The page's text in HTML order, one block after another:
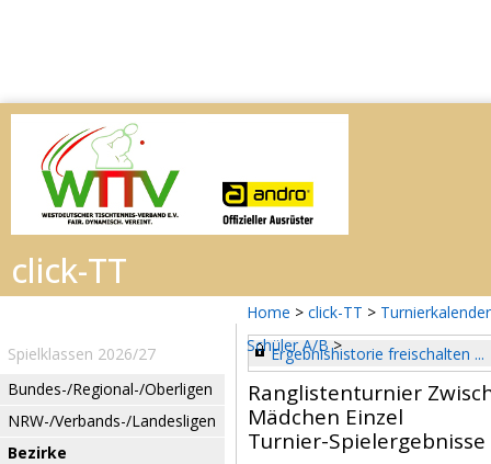
Home > click-TT > Turnierkalender
Schüler A/B>
Spielklassen 2026/27
Bundes-/Regional-/Oberligen
NRW-/Verbands-/Landesligen
Bezirke
Ergebnishistorie freischalten ...
Ranglistenturnier
Mädchen Einzel
Turnier-Spielergebnisse